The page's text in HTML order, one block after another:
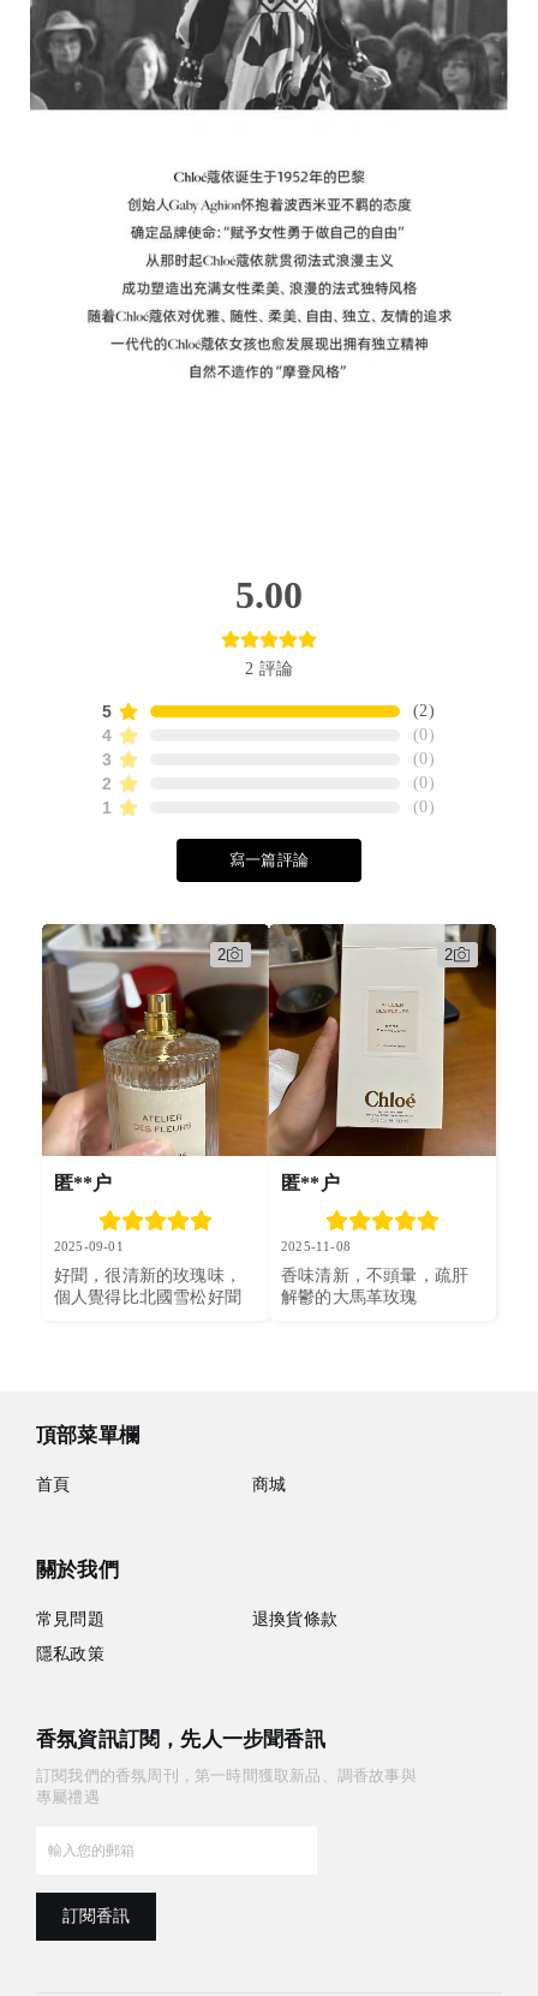
5.00
2 評論
5 (2)
4 (0)
3 (0)
2 (0)
1 (0)
寫一篇評論
匿**户
2025-09-01
好聞，很清新的玫瑰味，
個人覺得比北國雪松好聞
2
匿**户
2025-11-08
香味清新，不頭暈，疏肝
解鬱的大馬革玫瑰
2
頂部菜單欄
首頁 商城
關於我們
常見問題
退換貨條款
隱私政策
香氛資訊訂閱，先人一步聞香訊
訂閱我們的香氛周刊，第一時間獲取新品、調香故事與
專屬禮遇
訂閱香訊